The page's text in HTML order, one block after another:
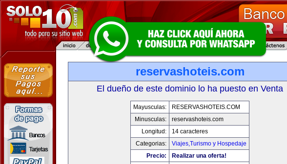
reservashoteis.com
El dueño de este dominio lo ha puesto en Venta
Mayusculas:
RESERVASHOTEIS.COM
Minusculas:
reservashoteis.com
Longitud:
14 caracteres
Categorias:
Viajes,Turismo y Hospedaje
Precio:
Realizar una oferta!